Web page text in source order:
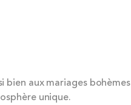
bien aux mariages bohèmes
unique.